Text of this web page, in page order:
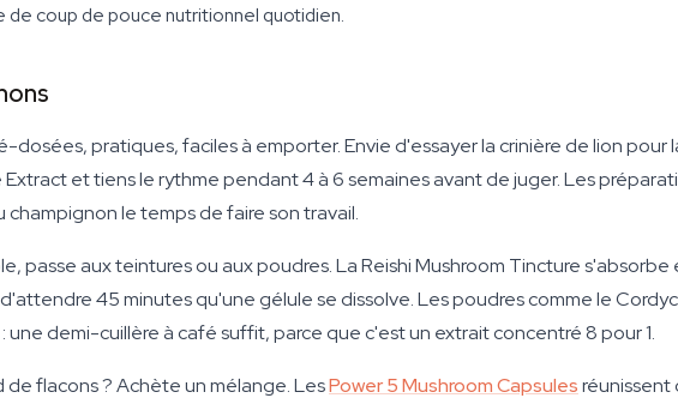
de coup de pouce nutritionnel quotidien.
pratiques, faciles à emporter. Envie d'essayer la crinière de lion pour
Extract et tiens le rythme pendant 4 à 6 semaines avant de juger. Les
le temps de faire son travail.
passe aux teintures ou aux poudres. La Reishi Mushroom Tincture s'absorbe
45 minutes qu'une gélule se dissolve. Les poudres comme le
demi-cuillère à café suffit, parce que c'est un extrait concentré 8 pour 1.
flacons ? Achète un mélange. LesPower 5 Mushroom Capsulesréunissent